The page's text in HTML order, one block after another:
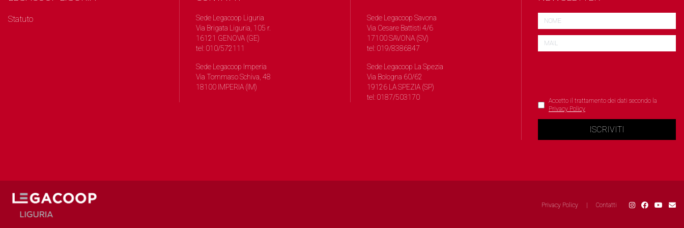
Statuto
Sede Legacoop Liguria
Via Brigata Liguria, 105 r.
16121 GENOVA (GE)
tel: 010/572111
Sede Legacoop Imperia
Via Tommaso Schiva, 48
18100 IMPERIA (IM)
Sede Legacoop Savona
Via Cesare Battisti 4/6
17100 SAVONA (SV)
tel: 019/8386847
Sede Legacoop La Spezia
Via Bologna 60/62
19126 LA SPEZIA (SP)
tel: 0187/503170
Accetto il trattamento dei dati secondo la
Privacy Policy
ISCRIVITI
Privacy Policy Contatti